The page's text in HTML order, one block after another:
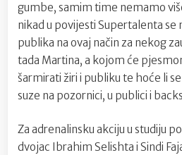
gumbe, samim time nemamo
nikad u povijesti Supertalenta se
publika na ovaj način za nekog
tada Martina, a kojom će
šarmirati žiri i publiku te hoće li
suze na pozornici, u publici i
Za adrenalinsku akciju u studiju
dvojac Ibrahim Selishta i Sindi